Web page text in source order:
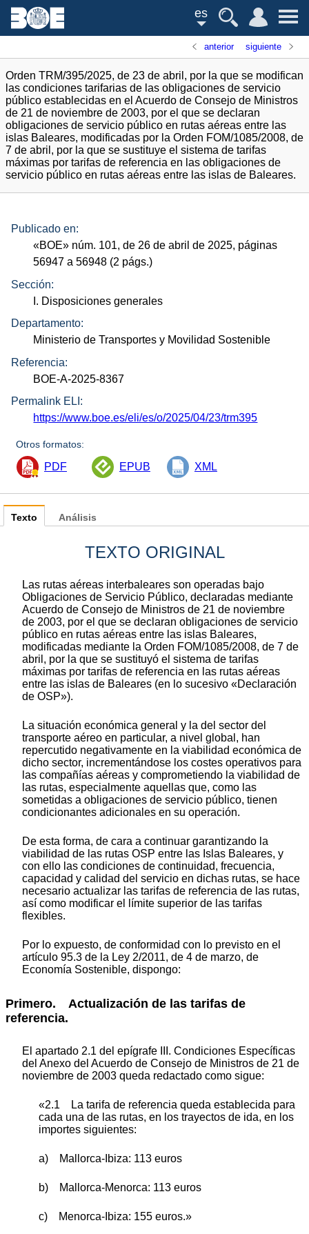
es
anterior siguiente
Orden TRM/395/2025, de 23 de abril, por la que se modifican
las condiciones tarifarias de las obligaciones de servicio
público establecidas en el Acuerdo de Consejo de Ministros
de 21 de noviembre de 2003, por el que se declaran
obligaciones de servicio público en rutas aéreas entre las
islas Baleares, modificadas por la Orden FOM/1085/2008, de
7 de abril, por la que se sustituye el sistema de tarifas
máximas por tarifas de referencia en las obligaciones de
servicio público en rutas aéreas entre las islas de Baleares.
Publicado en:
«BOE» núm. 101, de 26 de abril de 2025, páginas
56947 a 56948 (2 págs.)
Sección:
I. Disposiciones generales
Departamento:
Ministerio de Transportes y Movilidad Sostenible
Referencia:
BOE-A-2025-8367
Permalink ELI:
https://www.boe.es/eli/es/o/2025/04/23/trm395
Otros formatos:
PDF EPUB XML
Texto
TEXTO ORIGINAL
Las rutas aéreas interbaleares son operadas bajo
Obligaciones de Servicio Público, declaradas mediante
Acuerdo de Consejo de Ministros de 21 de noviembre
de 2003, por el que se declaran obligaciones de servicio
público en rutas aéreas entre las islas Baleares,
modificadas mediante la Orden FOM/1085/2008, de 7 de
abril, por la que se sustituyó el sistema de tarifas
máximas por tarifas de referencia en las rutas aéreas
entre las islas de Baleares (en lo sucesivo «Declaración
de OSP»).
La situación económica general y la del sector del
transporte aéreo en particular, a nivel global, han
repercutido negativamente en la viabilidad económica de
dicho sector, incrementándose los costes operativos para
las compañías aéreas y comprometiendo la viabilidad de
las rutas, especialmente aquellas que, como las
sometidas a obligaciones de servicio público, tienen
condicionantes adicionales en su operación.
De esta forma, de cara a continuar garantizando la
viabilidad de las rutas OSP entre las Islas Baleares, y
con ello las condiciones de continuidad, frecuencia,
capacidad y calidad del servicio en dichas rutas, se hace
necesario actualizar las tarifas de referencia de las rutas,
así como modificar el límite superior de las tarifas
flexibles.
Por lo expuesto, de conformidad con lo previsto en el
artículo 95.3 de la Ley 2/2011, de 4 de marzo, de
Economía Sostenible, dispongo:
Primero. Actualización de las tarifas de
referencia.
El apartado 2.1 del epígrafe III. Condiciones Específicas
del Anexo del Acuerdo de Consejo de Ministros de 21 de
noviembre de 2003 queda redactado como sigue:
«2.1 La tarifa de referencia queda establecida para
cada una de las rutas, en los trayectos de ida, en los
importes siguientes:
a) Mallorca-Ibiza: 113 euros
b) Mallorca-Menorca: 113 euros
c) Menorca-Ibiza: 155 euros.»
Análisis